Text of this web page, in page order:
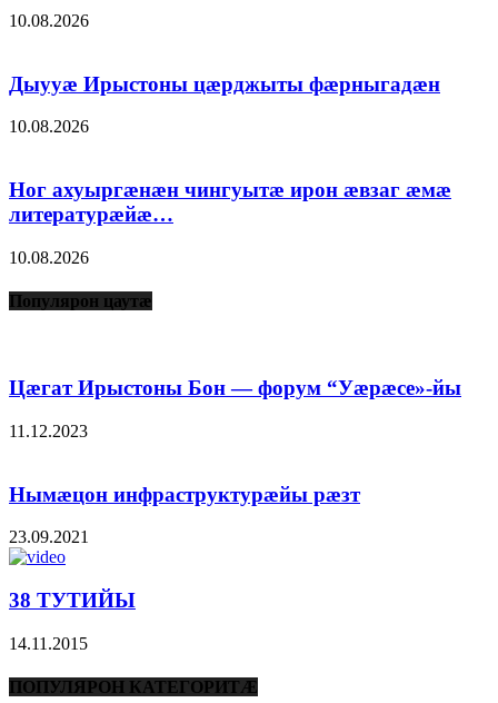
10.08.2026
Дыууæ Ирыстоны цæрджыты фæрныгадæн
10.08.2026
Ног ахуыргæнæн чингуытæ ирон æвзаг æмæ
литературæйæ…
10.08.2026
Популярон цаутæ
Цæгат Ирыстоны Бон — форум “Уæрæсе»-йы
11.12.2023
Нымæцон инфраструктурæйы рæзт
23.09.2021
38 ТУТИЙЫ
14.11.2015
ПОПУЛЯРОН КАТЕГОРИТÆ